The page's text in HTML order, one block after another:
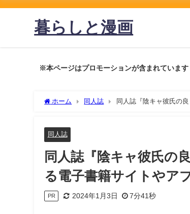
暮らしと漫画
※本ページはプロモーションが含まれています
ホーム 同人誌 同人誌『陰キャ彼氏の
同人誌
同人誌『陰キャ彼氏の
る電子書籍サイトやア
PR 2024年1月3日 7分41秒